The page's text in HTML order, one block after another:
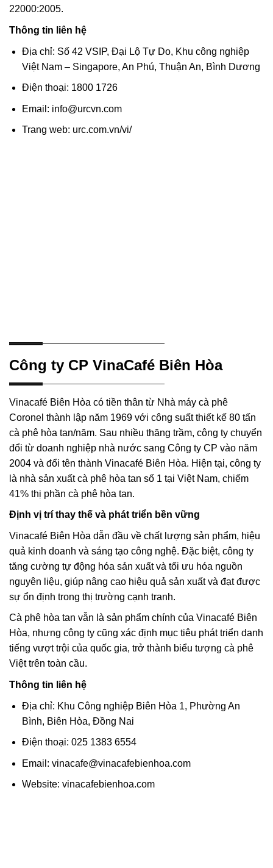
22000:2005.
Thông tin liên hệ
Địa chỉ: Số 42 VSIP, Đại Lộ Tự Do, Khu công nghiệp
Việt Nam – Singapore, An Phú, Thuận An, Bình Dương
Điện thoại: 1800 1726
Email: info@urcvn.com
Trang web: urc.com.vn/vi/
Công ty CP VinaCafé Biên Hòa
Vinacafé Biên Hòa có tiền thân từ Nhà máy cà phê
Coronel thành lập năm 1969 với công suất thiết kế 80 tấn
cà phê hòa tan/năm. Sau nhiều thăng trầm, công ty chuyển
đổi từ doanh nghiệp nhà nước sang Công ty CP vào năm
2004 và đổi tên thành Vinacafé Biên Hòa. Hiện tại, công ty
là nhà sản xuất cà phê hòa tan số 1 tại Việt Nam, chiếm
41% thị phần cà phê hòa tan.
Định vị trí thay thế và phát triển bền vững
Vinacafé Biên Hòa dẫn đầu về chất lượng sản phẩm, hiệu
quả kinh doanh và sáng tạo công nghệ. Đặc biệt, công ty
tăng cường tự động hóa sản xuất và tối ưu hóa nguồn
nguyên liệu, giúp nâng cao hiệu quả sản xuất và đạt được
sự ổn định trong thị trường cạnh tranh.
Cà phê hòa tan vẫn là sản phẩm chính của Vinacafé Biên
Hòa, nhưng công ty cũng xác định mục tiêu phát triển danh
tiếng vượt trội của quốc gia, trở thành biểu tượng cà phê
Việt trên toàn cầu.
Thông tin liên hệ
Địa chỉ: Khu Công nghiệp Biên Hòa 1, Phường An
Bình, Biên Hòa, Đồng Nai
Điện thoại: 025 1383 6554
Email: vinacafe@vinacafebienhoa.com
Website: vinacafebienhoa.com